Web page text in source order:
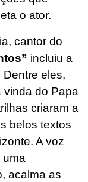
o ator.
cantor do
incluiu a
eles,
vinda do Papa
criaram a
belos textos
A voz
uma
acalma as